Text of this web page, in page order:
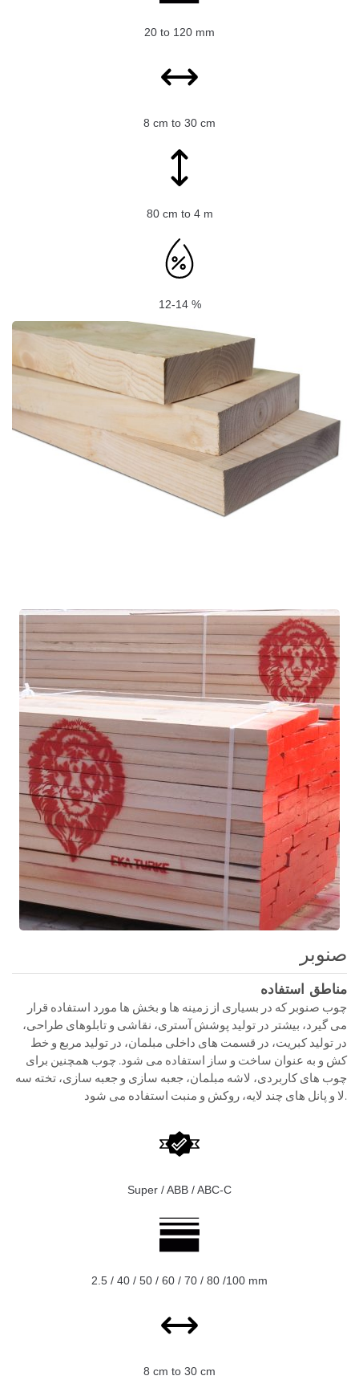
20 to 120 mm
8 cm to 30 cm
80 cm to 4 m
12-14 %
صنوبر
مناطق استفاده
چوب صنوبر که در بسیاری از زمینه ها و بخش ها مورد استفاده قرار
می گیرد، بیشتر در تولید پوشش آستری، نقاشی و تابلوهای طراحی،
در تولید کبریت، در قسمت های داخلی مبلمان، در تولید مربع و خط
کش و به عنوان ساخت و ساز استفاده می شود. چوب همچنین برای
چوب های کاربردی، لاشه مبلمان، جعبه سازی و جعبه سازی، تخته سه
لا و پانل های چند لایه، روکش و منبت استفاده می شود.
Super / ABB / ABC-C
2.5 / 40 / 50 / 60 / 70 / 80 /100 mm
8 cm to 30 cm